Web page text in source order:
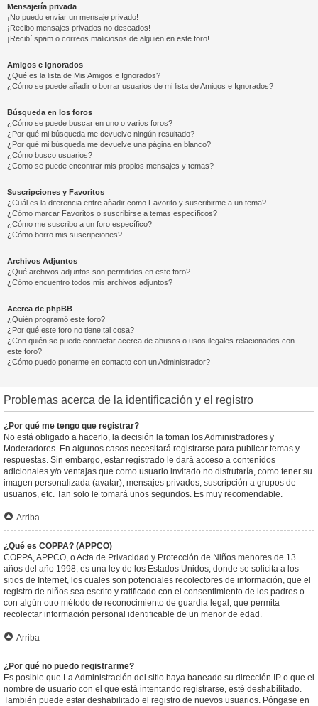
Mensajería privada
¡No puedo enviar un mensaje privado!
¡Recibo mensajes privados no deseados!
¡Recibí spam o correos maliciosos de alguien en este foro!
Amigos e Ignorados
¿Qué es la lista de Mis Amigos e Ignorados?
¿Cómo se puede añadir o borrar usuarios de mi lista de Amigos e Ignorados?
Búsqueda en los foros
¿Cómo se puede buscar en uno o varios foros?
¿Por qué mi búsqueda me devuelve ningún resultado?
¿Por qué mi búsqueda me devuelve una página en blanco?
¿Cómo busco usuarios?
¿Como se puede encontrar mis propios mensajes y temas?
Suscripciones y Favoritos
¿Cuál es la diferencia entre añadir como Favorito y suscribirme a un tema?
¿Cómo marcar Favoritos o suscribirse a temas específicos?
¿Cómo me suscribo a un foro específico?
¿Cómo borro mis suscripciones?
Archivos Adjuntos
¿Qué archivos adjuntos son permitidos en este foro?
¿Cómo encuentro todos mis archivos adjuntos?
Acerca de phpBB
¿Quién programó este foro?
¿Por qué este foro no tiene tal cosa?
¿Con quién se puede contactar acerca de abusos o usos ilegales relacionados con
este foro?
¿Cómo puedo ponerme en contacto con un Administrador?
Problemas acerca de la identificación y el registro
¿Por qué me tengo que registrar?
No está obligado a hacerlo, la decisión la toman los Administradores y
Moderadores. En algunos casos necesitará registrarse para publicar temas y
respuestas. Sin embargo, estar registrado le dará acceso a contenidos
adicionales y/o ventajas que como usuario invitado no disfrutaría, como tener su
imagen personalizada (avatar), mensajes privados, suscripción a grupos de
usuarios, etc. Tan solo le tomará unos segundos. Es muy recomendable.
Arriba
¿Qué es COPPA? (APPCO)
COPPA, APPCO, o Acta de Privacidad y Protección de Niños menores de 13
años del año 1998, es una ley de los Estados Unidos, donde se solicita a los
sitios de Internet, los cuales son potenciales recolectores de información, que el
registro de niños sea escrito y ratificado con el consentimiento de los padres o
con algún otro método de reconocimiento de guardia legal, que permita
recolectar información personal identificable de un menor de edad.
Arriba
¿Por qué no puedo registrarme?
Es posible que La Administración del sitio haya baneado su dirección IP o que el
nombre de usuario con el que está intentando registrarse, esté deshabilitado.
También puede estar deshabilitado el registro de nuevos usuarios. Póngase en